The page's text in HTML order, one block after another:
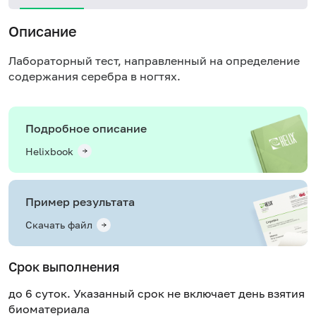
Описание
Лабораторный тест, направленный на определение
содержания серебра в ногтях.
Подробное описание
Helixbook
Пример результата
Скачать файл
Срок выполнения
до 6 суток. Указанный срок не включает день взятия
биоматериала